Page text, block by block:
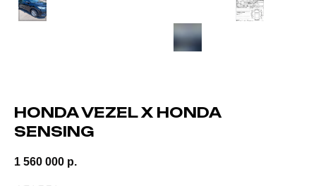
HONDA VEZEL X HONDA
SENSING
1 560 000 р.